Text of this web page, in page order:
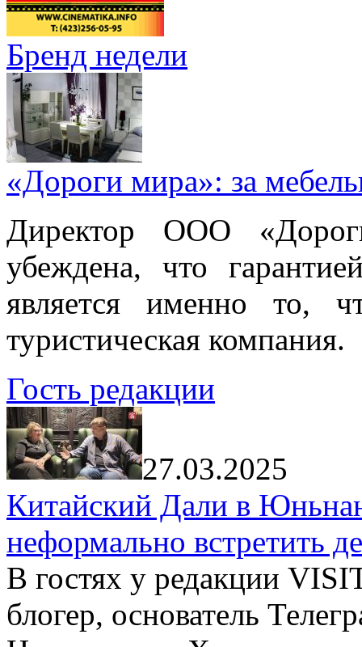
Бренд недели
«Дороги мира»: за
Директор ООО
убеждена, что
является именно то,
туристическая компания.
Гость редакции
27.03.2025
Китайский Дали в
неформально встретить
В гостях у редакции
блогер, основатель